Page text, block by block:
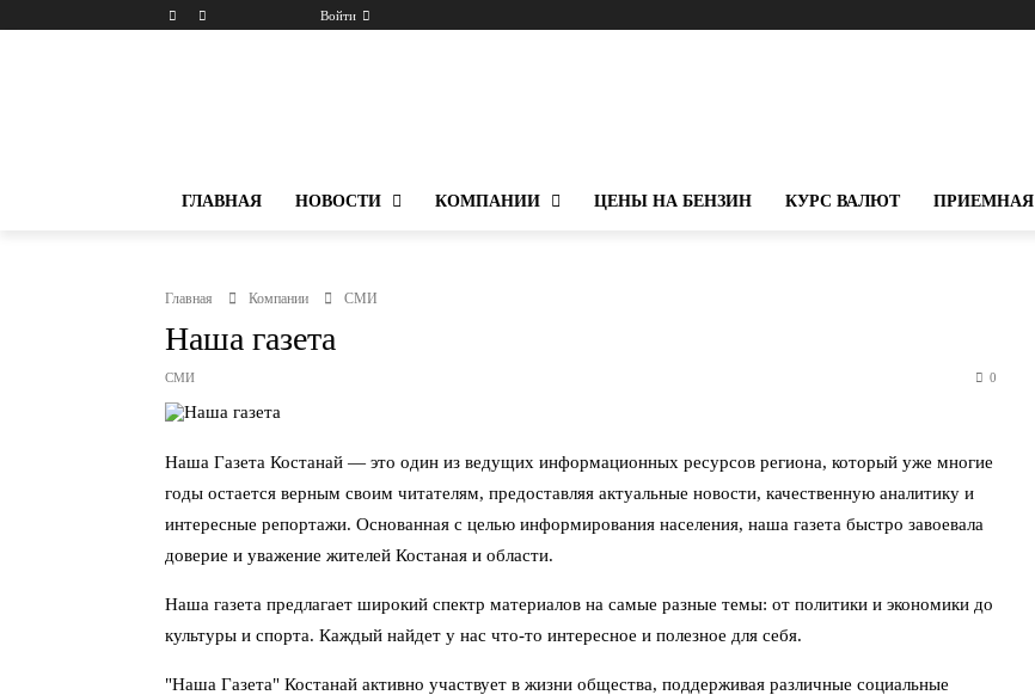
Войти
ГЛАВНАЯ НОВОСТИ КОМПАНИИ ЦЕНЫ НА БЕНЗИН КУРС ВАЛЮТ ПРИЕМНАЯ
Главная Компании СМИ
Наша газета
СМИ 0
Наша Газета Костанай — это один из ведущих информационных ресурсов региона, который уже многие
годы остается верным своим читателям, предоставляя актуальные новости, качественную аналитику и
интересные репортажи. Основанная с целью информирования населения, наша газета быстро завоевала
доверие и уважение жителей Костаная и области.
Наша газета предлагает широкий спектр материалов на самые разные темы: от политики и экономики до
культуры и спорта. Каждый найдет у нас что-то интересное и полезное для себя.
"Наша Газета" Костанай активно участвует в жизни общества, поддерживая различные социальные